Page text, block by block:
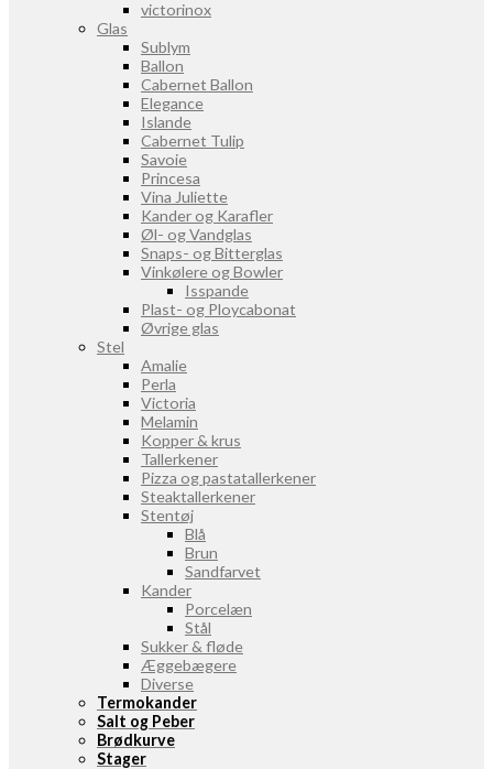
victorinox
Glas
Sublym
Ballon
Cabernet Ballon
Elegance
Islande
Cabernet Tulip
Savoie
Princesa
Vina Juliette
Kander og Karafler
Øl- og Vandglas
Snaps- og Bitterglas
Vinkølere og Bowler
Isspande
Plast- og Ploycabonat
Øvrige glas
Stel
Amalie
Perla
Victoria
Melamin
Kopper & krus
Tallerkener
Pizza og pastatallerkener
Steaktallerkener
Stentøj
Blå
Brun
Sandfarvet
Kander
Porcelæn
Stål
Sukker & fløde
Æggebægere
Diverse
Termokander
Salt og Peber
Brødkurve
Stager